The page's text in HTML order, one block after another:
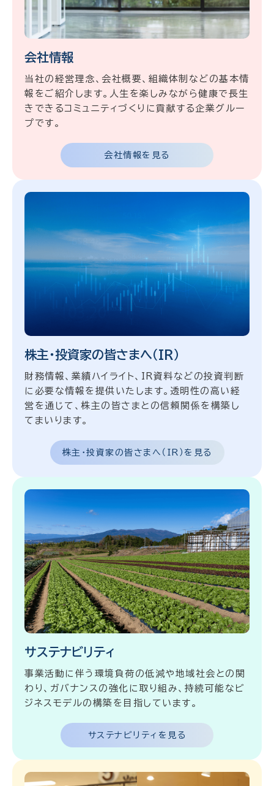
会社情報
当社の経営理念、会社概要、組織体制などの基本情
報をご紹介します。人生を楽しみながら健康で長生
きできるコミュニティづくりに貢献する企業グルー
プです。
会社情報を見る
株主・投資家の皆さまへ（IR）
財務情報、業績ハイライト、IR資料などの投資判断
に必要な情報を提供いたします。透明性の高い経
営を通じて、株主の皆さまとの信頼関係を構築し
てまいります。
株主・投資家の皆さまへ（IR）を見る
サステナビリティ
事業活動に伴う環境負荷の低減や地域社会との関
わり、ガバナンスの強化に取り組み、持続可能なビ
ジネスモデルの構築を目指しています。
サステナビリティを見る